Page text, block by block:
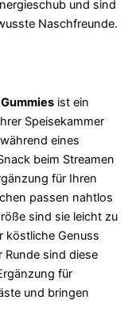
und sind
Naschfreunde.
ist ein
Speisekammer
eines
beim Streamen
für Ihren
passen nahtlos
sind sie leicht zu
köstliche Genuss
Runde sind diese
für
und bringen